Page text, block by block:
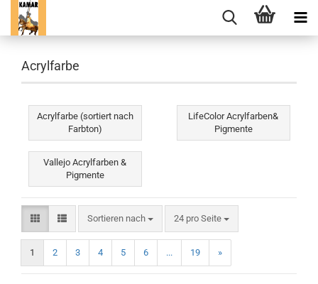
Acrylfarbe
Acrylfarbe (sortiert nach
Farbton)
LifeColor Acrylfarben&
Pigmente
Vallejo Acrylfarben &
Pigmente
Sortieren nach
Sortieren nach 24 pro Seite
pro Seite
1 2 3 4 5 6 ... 19 »